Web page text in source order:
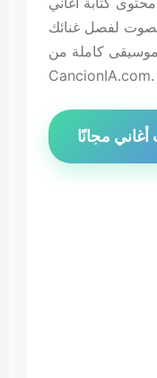
الصوت لفصل غنائك
كاملة من
CancionIA.com.
أغاني مجانًا